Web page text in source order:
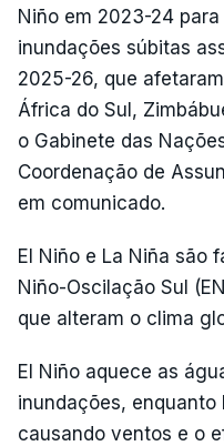
Niño em 2023-24
inundações súbitas
2025-26, que
África do Sul,
o Gabinete das
Coordenação de
em comunicado.
El Niño e La Niña são
Niño-Oscilação Sul
que alteram o clima
El Niño aquece as
inundações,
causando ventos e o